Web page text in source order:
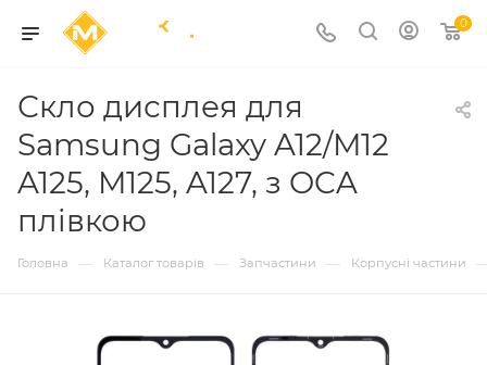
0
Скло дисплея для
Samsung Galaxy A12/M12
A125, M125, A127, з OCA
плівкою
Головна — Каталог товарів — Запчастини — Корпусні частини